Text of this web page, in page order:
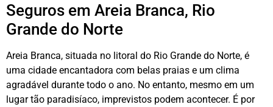
Seguros em Areia Branca, Rio
Grande do Norte
Areia Branca, situada no litoral do Rio Grande do Norte, é
uma cidade encantadora com belas praias e um clima
agradável durante todo o ano. No entanto, mesmo em um
lugar tão paradisíaco, imprevistos podem acontecer. É por